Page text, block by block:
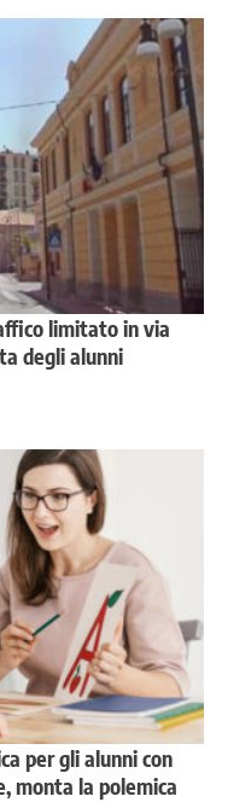
limitato in via
degli alunni
per gli alunni con
monta la polemica